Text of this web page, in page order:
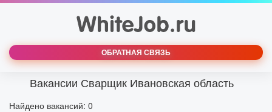
ОБРАТНАЯ СВЯЗЬ
Вакансии Сварщик Ивановская область
Найдено вакансий: 0